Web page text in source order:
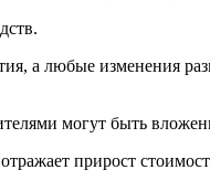
а любые изменения
могут быть
прирост